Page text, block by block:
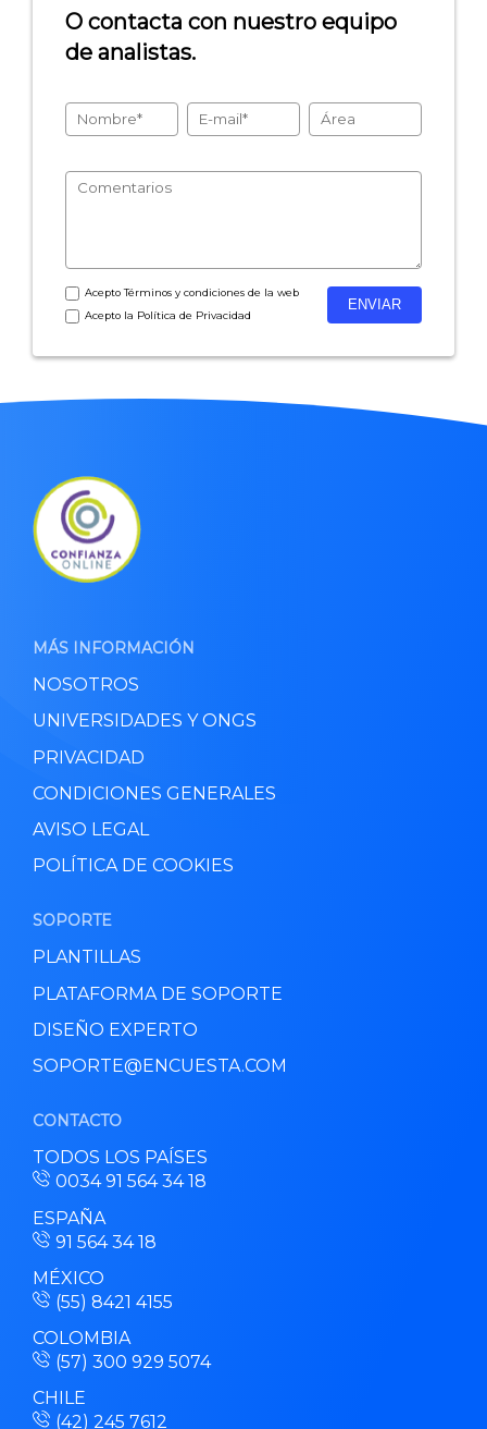
O contacta con nuestro equipo
de analistas.
AceptoTérminos y condicionesde la web
Acepto la Política de Privacidad
MÁS INFORMACIÓN
NOSOTROS
UNIVERSIDADES Y ONGS
PRIVACIDAD
CONDICIONES GENERALES
AVISO LEGAL
POLÍTICA DE COOKIES
SOPORTE
PLANTILLAS
PLATAFORMA DE SOPORTE
DISEÑO EXPERTO
SOPORTE@ENCUESTA.COM
CONTACTO
TODOS LOS PAÍSES
0034 91 564 34 18
ESPAÑA
91 564 34 18
MÉXICO
(55) 8421 4155
COLOMBIA
(57) 300 929 5074
CHILE
(42) 245 7612